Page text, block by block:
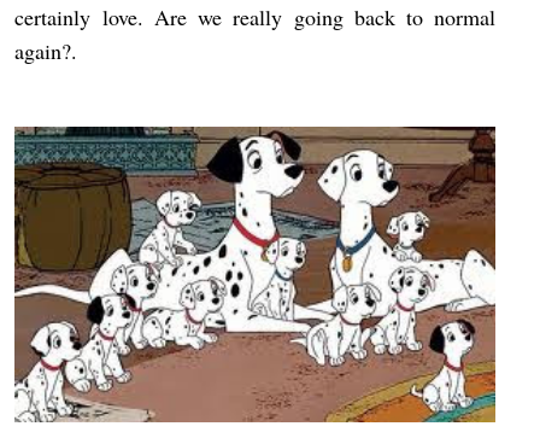
certainly love. Are we really going back to normal
again?.